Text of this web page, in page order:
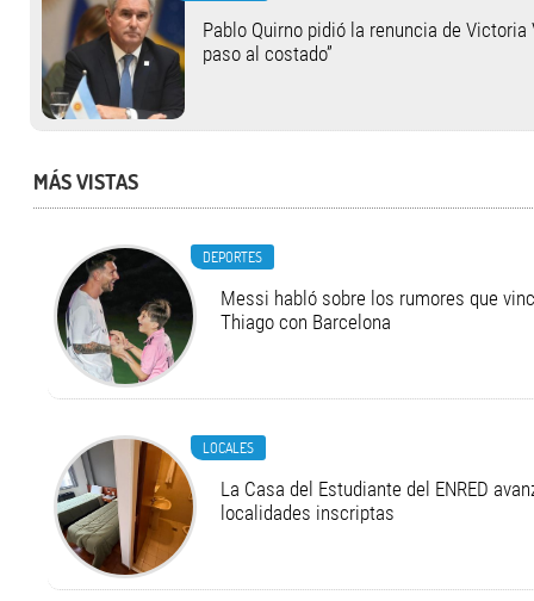
Pablo Quirno pidió la renuncia de Victoria
paso al costado”
MÁS VISTAS
DEPORTES
Messi habló sobre los rumores que
Thiago con Barcelona
LOCALES
La Casa del Estudiante del ENRED
localidades inscriptas